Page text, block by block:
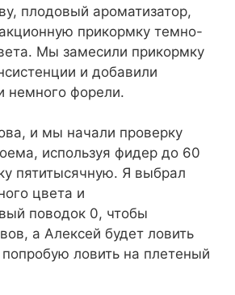
плодовый ароматизатор,
прикормку темно-
Мы замесили прикормку
и добавили
немного форели.
и мы начали проверку
используя фидер до 60
пятитысячную. Я выбрал
цвета и
поводок 0, чтобы
а Алексей будет ловить
ловить на плетеный